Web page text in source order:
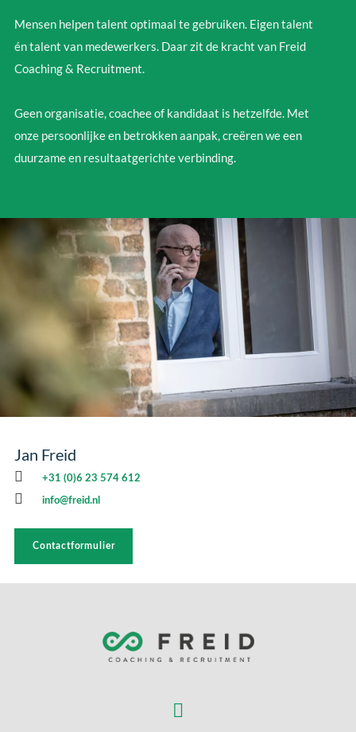
Mensen helpen talent optimaal te gebruiken. Eigen talent
én talent van medewerkers. Daar zit de kracht van Freid
Coaching & Recruitment.
Geen organisatie, coachee of kandidaat is hetzelfde. Met
onze persoonlijke en betrokken aanpak, creëren we een
duurzame en resultaatgerichte verbinding.
Jan Freid
+31 (0)6 23 574 612
info@freid.nl
Contactformulier